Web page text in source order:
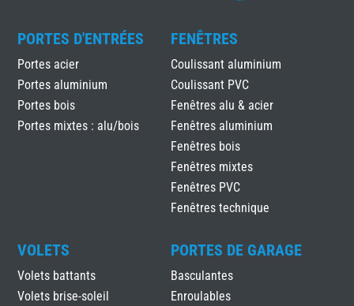
PORTES D'ENTRÉES
Portes acier
Portes aluminium
Portes bois
Portes mixtes : alu/bois
FENÊTRES
Coulissant aluminium
Coulissant PVC
Fenêtres alu & acier
Fenêtres aluminium
Fenêtres bois
Fenêtres mixtes
Fenêtres PVC
Fenêtres technique
VOLETS
Volets battants
Volets brise-soleil
PORTES DE GARAGE
Basculantes
Enroulables